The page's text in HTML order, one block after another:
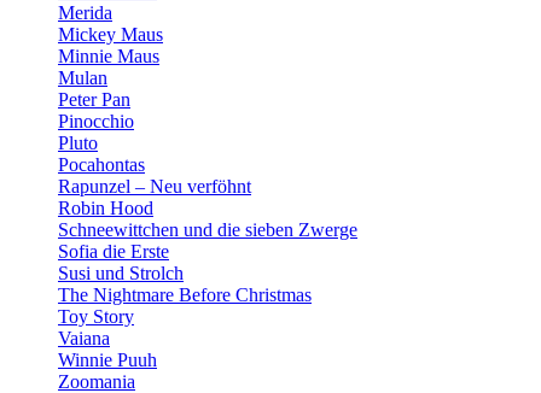
Merida
Mickey Maus
Minnie Maus
Mulan
Peter Pan
Pinocchio
Pluto
Pocahontas
Rapunzel – Neu verföhnt
Robin Hood
Schneewittchen und die sieben Zwerge
Sofia die Erste
Susi und Strolch
The Nightmare Before Christmas
Toy Story
Vaiana
Winnie Puuh
Zoomania